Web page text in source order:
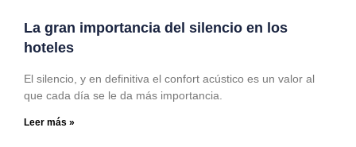
La gran importancia del silencio en los
hoteles
El silencio, y en definitiva el confort acústico es un valor al
que cada día se le da más importancia.
Leer más »